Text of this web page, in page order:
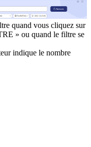
quand vous cliquez sur
» ou quand le filtre se
indique le nombre